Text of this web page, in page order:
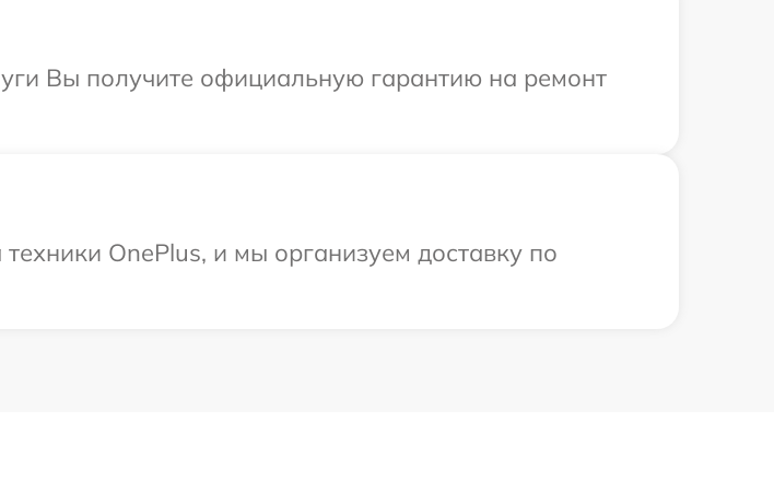
Вы получите официальную гарантию на ремонт
OnePlus, и мы организуем доставку по